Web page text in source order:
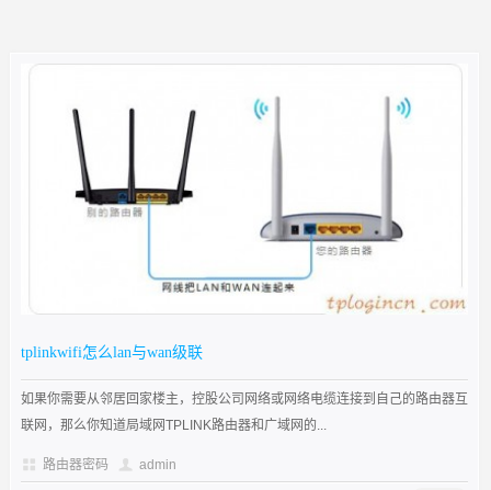
tplinkwifi怎么lan与wan级联
如果你需要从邻居回家楼主，控股公司网络或网络电缆连接到自己的路由器互
联网，那么你知道局域网TPLINK路由器和广域网的...
路由器密码 admin